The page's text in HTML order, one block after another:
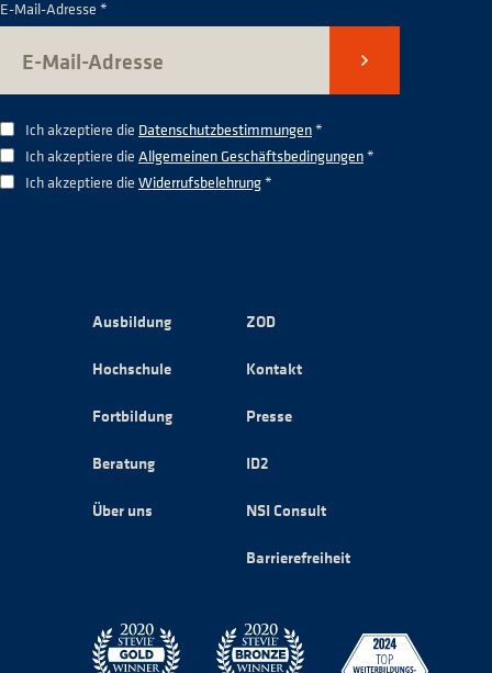
E-Mail-Adresse *
Senden
Ich akzeptiere die Datenschutzbestimmungen*
Ich akzeptiere die Allgemeinen Geschäftsbedingungen*
Ich akzeptiere die Widerrufsbelehrung*
Ausbildung
Hochschule
Fortbildung
Beratung
Über uns
ZOD
Kontakt
Presse
ID2
NSI Consult
Barrierefreiheit